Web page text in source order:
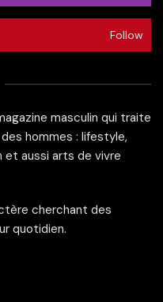
Follow
masculin qui traite
hommes : lifestyle,
et aussi arts de vivre
cherchant des
quotidien.